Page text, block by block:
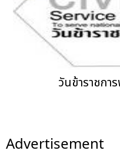
วันข้าราชกา
Advertisement